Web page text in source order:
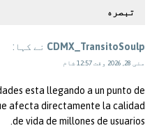
تبصره
CDMX_TransitoSoulp نے کہا:
مئی 28, 2026 وقت 12:57 شام
esta llegando a un punto de
afecta directamente la calidad
de vida de millones de usuarios.